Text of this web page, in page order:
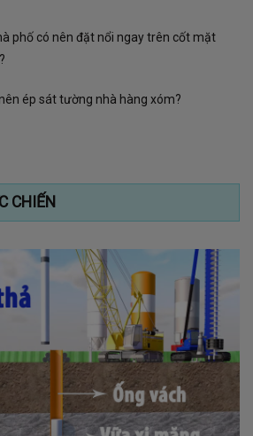
phố có nên đặt nổi ngay trên cốt mặt
ép sát tường nhà hàng xóm?
CHIẾN